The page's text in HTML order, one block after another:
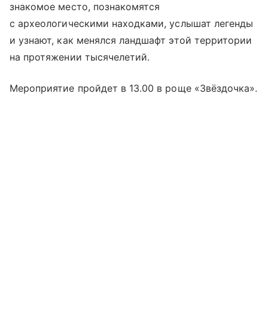
знакомое место, познакомятся
с археологическими находками, услышат легенды
и узнают, как менялся ландшафт этой территории
на протяжении тысячелетий.
Мероприятие пройдет в 13.00 в роще «Звёздочка».